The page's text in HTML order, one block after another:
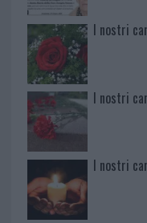
I nostri
I nostri
I nostri